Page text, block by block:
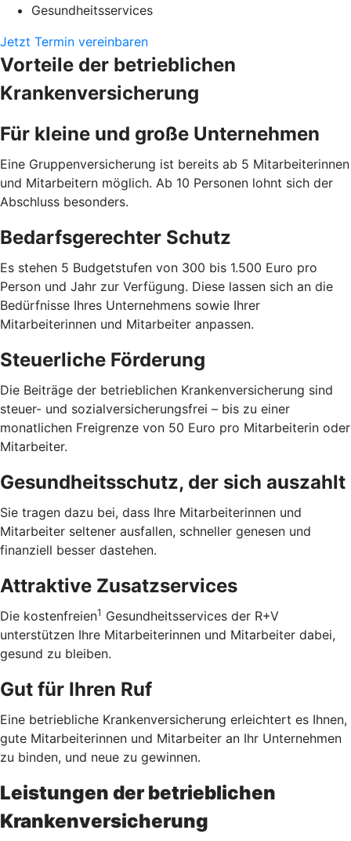
Gesundheitsservices
Jetzt Termin vereinbaren
Vorteile der betrieblichen
Krankenversicherung
Für kleine und große Unternehmen
Eine Gruppenversicherung ist bereits ab 5 Mitarbeiterinnen
und Mitarbeitern möglich. Ab 10 Personen lohnt sich der
Abschluss besonders.
Bedarfsgerechter Schutz
Es stehen 5 Budgetstufen von 300 bis 1.500 Euro pro
Person und Jahr zur Verfügung. Diese lassen sich an die
Bedürfnisse Ihres Unternehmens sowie Ihrer
Mitarbeiterinnen und Mitarbeiter anpassen.
Steuerliche Förderung
Die Beiträge der betrieblichen Krankenversicherung sind
steuer- und sozialversicherungsfrei – bis zu einer
monatlichen Freigrenze von 50 Euro pro Mitarbeiterin oder
Mitarbeiter.
Gesundheitsschutz, der sich auszahlt
Sie tragen dazu bei, dass Ihre Mitarbeiterinnen und
Mitarbeiter seltener ausfallen, schneller genesen und
finanziell besser dastehen.
Attraktive Zusatzservices
Die kostenfreien1 Gesundheitsservices der R+V
unterstützen Ihre Mitarbeiterinnen und Mitarbeiter dabei,
gesund zu bleiben.
Gut für Ihren Ruf
Eine betriebliche Krankenversicherung erleichtert es Ihnen,
gute Mitarbeiterinnen und Mitarbeiter an Ihr Unternehmen
zu binden, und neue zu gewinnen.
Leistungen der betrieblichen
Krankenversicherung